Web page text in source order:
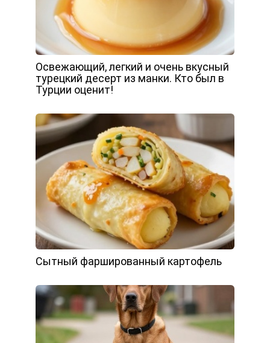
Освежающий, легкий и очень вкусный
турецкий десерт из манки. Кто был в
Турции оценит!
Сытный фаршированный картофель